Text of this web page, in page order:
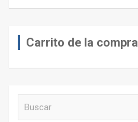
Carrito de la compra